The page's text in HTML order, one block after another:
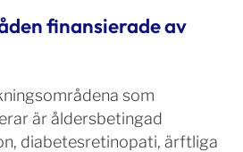
finansierade av
som
är åldersbetingad
diabetesretinopati, ärftliga